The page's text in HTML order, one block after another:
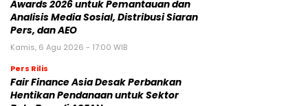
Awards 2026 untuk Pemantauan dan
Analisis Media Sosial, Distribusi Siaran
Pers, dan AEO
Kamis, 6 Agu 2026 - 17:00 WIB
Pers Rilis
Fair Finance Asia Desak Perbankan
Hentikan Pendanaan untuk Sektor